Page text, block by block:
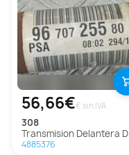
56,66€€ sin IVA
308
Transmision Delantera Derecha para Peugeot 308
4885376